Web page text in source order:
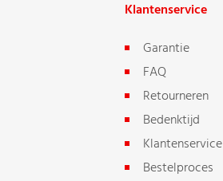
Klantenservice
Garantie
FAQ
Retourneren
Bedenktijd
Klantenservice
Bestelproces